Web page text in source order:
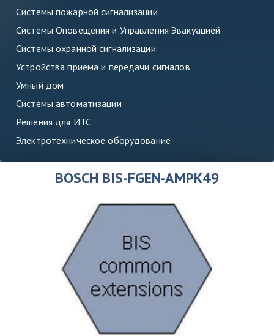
Системы пожарной сигнализации
Системы Оповещения и Управления Эвакуацией
Системы охранной сигнализации
Устройства приема и передачи сигналов
Умный дом
Системы автоматизации
Решения для ИТС
Электротехническое оборудование
BOSCH BIS-FGEN-AMPK49